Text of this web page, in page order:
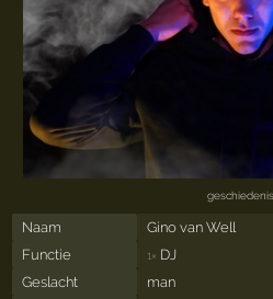
Naam
Gino van Well
Functie
1× DJ
Geslacht
man